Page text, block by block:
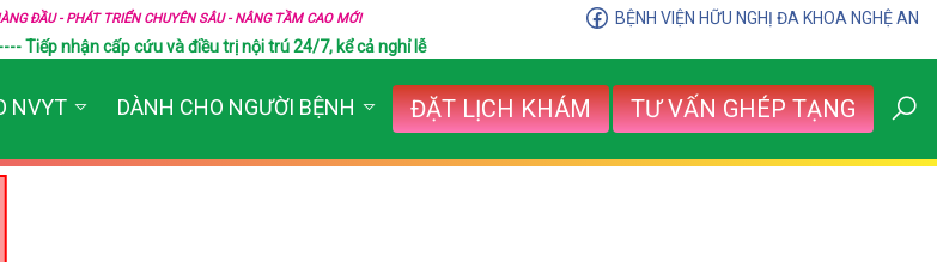
ĐẦU - PHÁT TRIỂN CHUYÊN SÂU - NÂNG TẦM CAO MỚI
BỆNH VIỆN HỮU NGHỊ ĐA KHOA NGHỆ AN
Tiếp nhận cấp cứu và điều trị nội trú 24/7, kể cả nghỉ lễ
NVYT DÀNH CHO NGƯỜI BỆNH ĐẶT LỊCH KHÁM TƯ VẤN GHÉP TẠNG